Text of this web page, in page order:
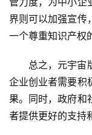
界则可以加强宣传
一个尊重知识产权
总之，元宇宙
企业创业者需要积
果。同时，政府和
者提供更好的支持